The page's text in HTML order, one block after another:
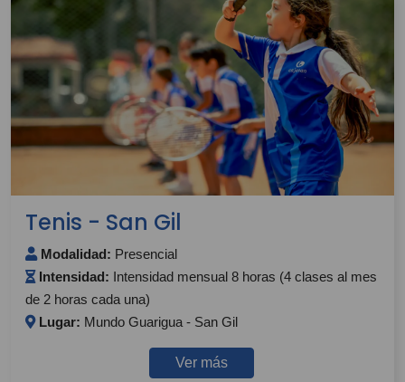
Tenis - San Gil
Modalidad: Presencial
Intensidad: Intensidad mensual 8 horas (4 clases al mes
de 2 horas cada una)
Lugar: Mundo Guarigua - San Gil
Ver más